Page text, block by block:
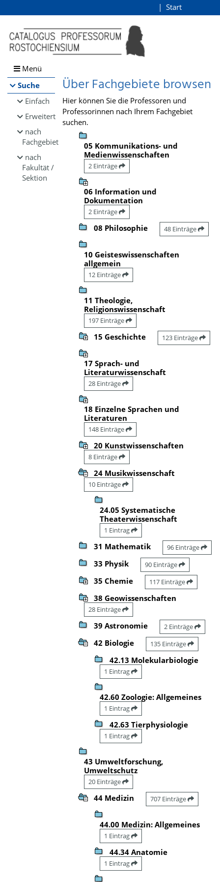
Browsen
direkt zum Inhalt
Start
Menü
Suche
Einfach
Erweitert
nach
Fachgebiet
nach
Fakultät /
Sektion
Über Fachgebiete browsen
Hier können Sie die Professoren und
Professorinnen nach Ihrem Fachgebiet
suchen.
05 Kommunikations- und
Medienwissenschaften
2 Einträge
06 Information und
Dokumentation
2 Einträge
08 Philosophie 48 Einträge
10 Geisteswissenschaften
allgemein
12 Einträge
11 Theologie,
Religionswissenschaft
197 Einträge
15 Geschichte 123 Einträge
17 Sprach- und
Literaturwissenschaft
28 Einträge
18 Einzelne Sprachen und
Literaturen
148 Einträge
20 Kunstwissenschaften
8 Einträge
24 Musikwissenschaft
10 Einträge
24.05 Systematische
Theaterwissenschaft
1 Eintrag
31 Mathematik 96 Einträge
33 Physik 90 Einträge
35 Chemie 117 Einträge
38 Geowissenschaften
28 Einträge
39 Astronomie 2 Einträge
42 Biologie 135 Einträge
42.13 Molekularbiologie
1 Eintrag
42.60 Zoologie: Allgemeines
1 Eintrag
42.63 Tierphysiologie
1 Eintrag
43 Umweltforschung,
Umweltschutz
20 Einträge
44 Medizin 707 Einträge
44.00 Medizin: Allgemeines
1 Eintrag
44.34 Anatomie
1 Eintrag